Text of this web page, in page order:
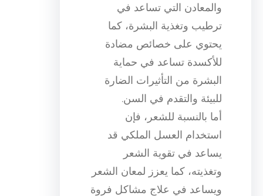
والمعادن التي تساعد في
ترطيب وتغذية البشرة، كما
يحتوي على خصائص مضادة
للأكسدة تساعد في حماية
البشرة من التأثيرات الضارة
للبيئة والتقدم في السن.
أما بالنسبة للشعر، فإن
استخدام العسل الملكي قد
يساعد في تقوية الشعر
وتغذيته، كما يعزز لمعان الشعر
ويساعد في علاج مشاكل فروة